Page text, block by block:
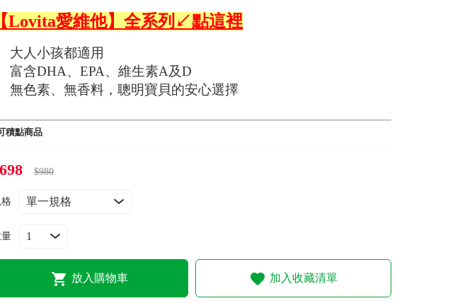
【Lovita愛維他】全系列↙點這裡
大人小孩都適用
富含DHA、EPA、維生素A及D
無色素、無香料，聰明寶貝的安心選擇
積點商品
$980
格
放入購物車 加入收藏清單